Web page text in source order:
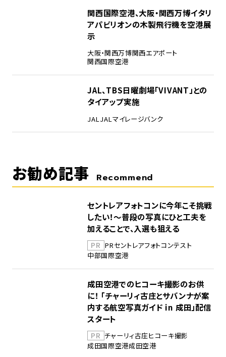
関西国際空港、大阪・関西万博イタリ
アパビリオンの木製飛行機を空港展
示
大阪・関西万博関西エアポート
関西国際空港
JAL、TBS日曜劇場「VIVANT」との
タイアップ実施
JAL JALマイレージバンク
お勧め記事 Recommend
セントレアフォトコンに今年こそ挑戦
したい！～普段の写真にひと工夫を
加えることで、入選も狙える
PR PRセントレアフォトコンテスト
中部国際空港
成田空港でのヒコーキ撮影のお供
に！ 「チャーリィ古庄とサバンナが案
内する航空写真ガイド in 成田」配信
スタート
PR チャーリィ古庄ヒコーキ撮影
成田国際空港成田空港